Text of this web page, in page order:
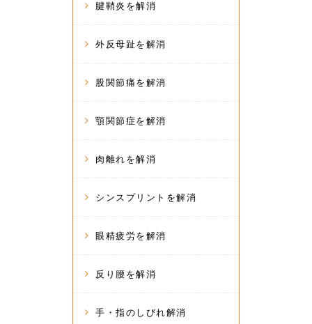
腱鞘炎を解消
外反母趾を解消
股関節痛を解消
顎関節症を解消
肉離れを解消
シンスプリントを解消
眼精疲労を解消
反り腰を解消
手・指のしびれ解消